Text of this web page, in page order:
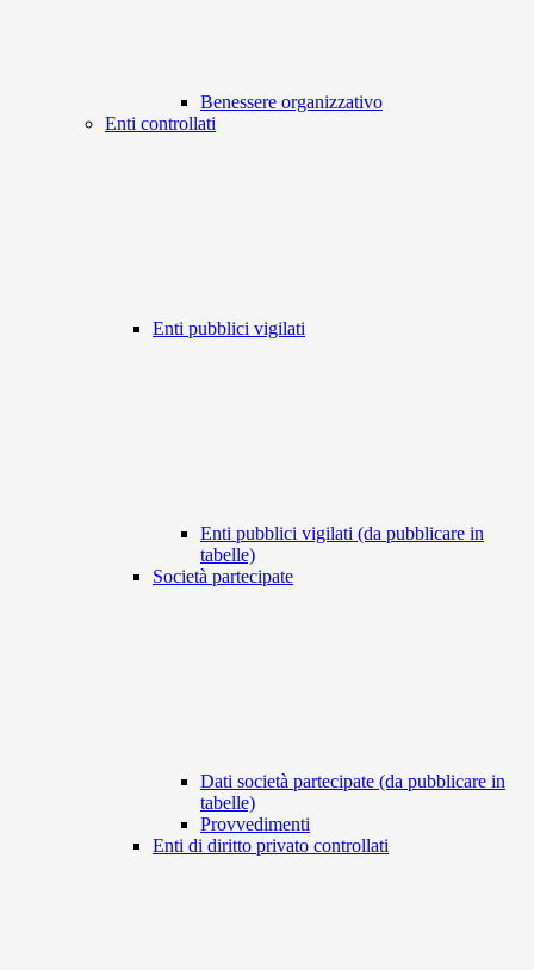
Benessere organizzativo
Enti controllati
Enti pubblici vigilati
Enti pubblici vigilati (da pubblicare in
tabelle)
Società partecipate
Dati società partecipate (da pubblicare in
tabelle)
Provvedimenti
Enti di diritto privato controllati